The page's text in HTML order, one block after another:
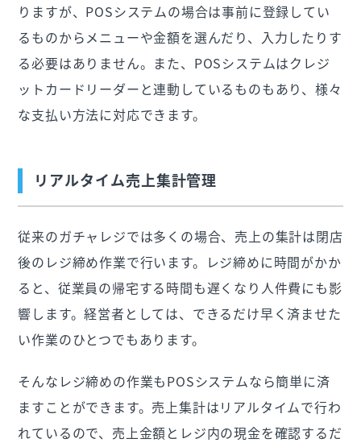
りますが、POSシステムの場合は事前に登録してい
るものからメニューや金額を選んだり、入力したりす
る必要はありません。また、POSシステムはクレジ
ットカードリーダーと連動しているものもあり、様々
な支払い方法に対応できます。
リアルタイム売上集計管理
従来のガチャレジでは多くの場合、売上の集計は閉店
後のレジ締め作業で行います。レジ締めに時間がかか
ると、従業員の帰宅する時間も遅くなり人件費にも影
響します。経営者としては、できるだけ早く済ませた
い作業のひとつでもあります。
そんなレジ締めの作業もPOSシステムなら簡単に済
ますことができます。売上集計はリアルタイムで行わ
れているので、売上金額とレジ内の現金を確認するだ